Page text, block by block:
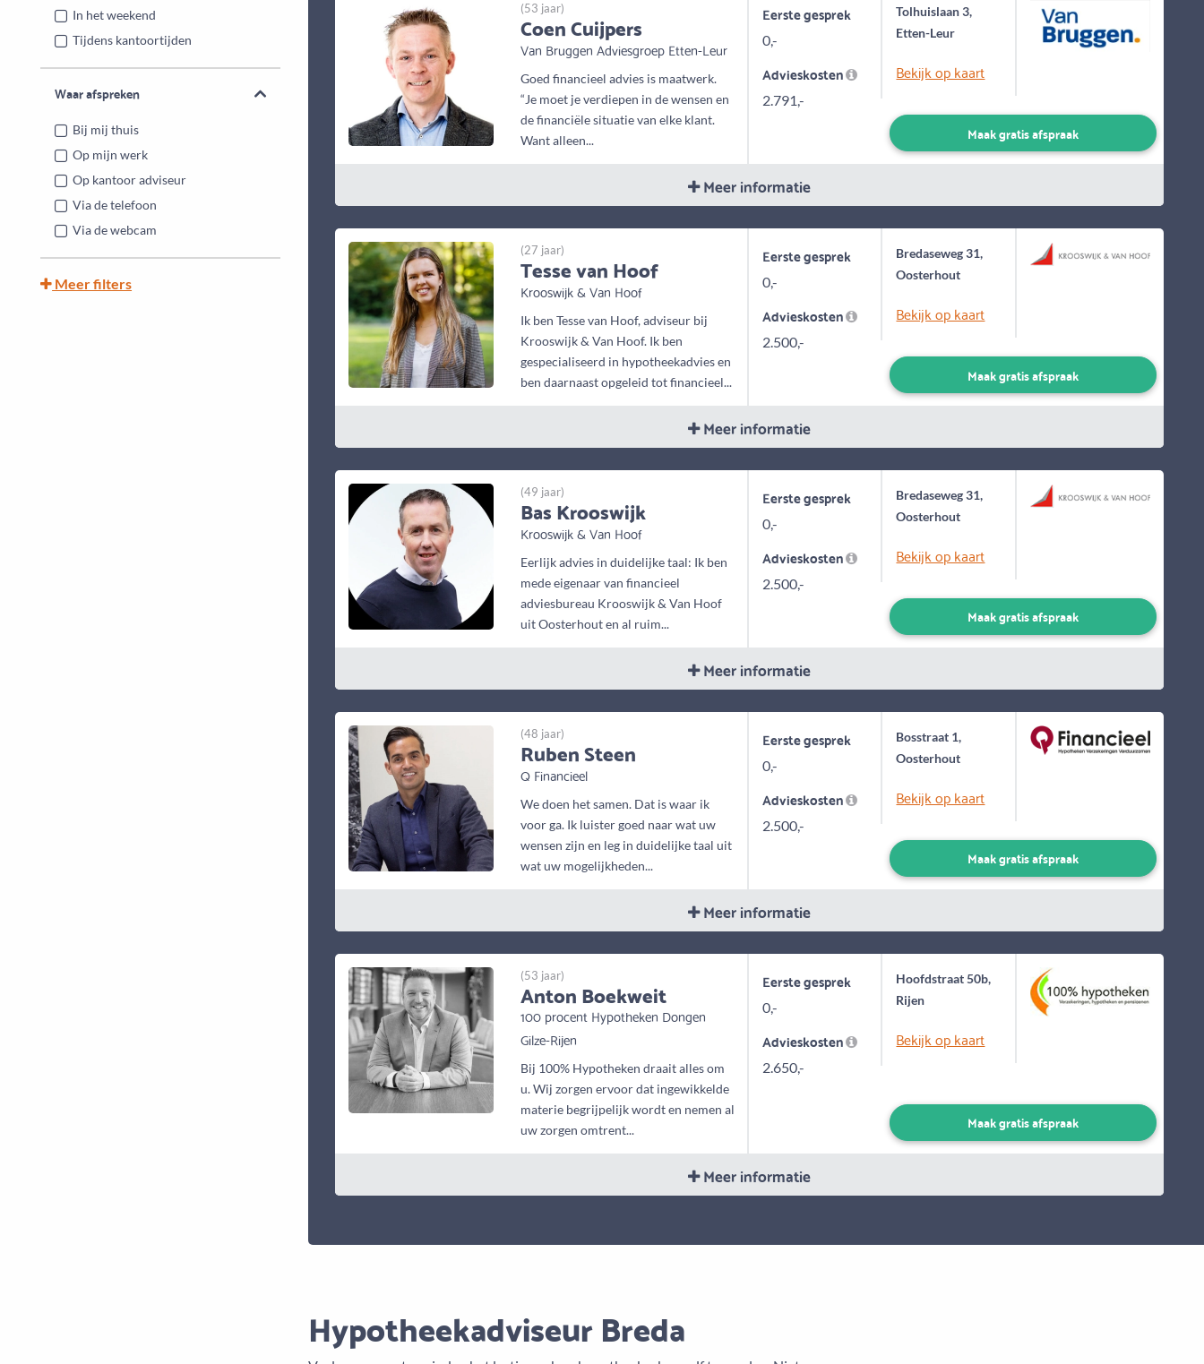
In het weekend
Tijdens kantoortijden
Waar afspreken
Bij mij thuis
Op mijn werk
Op kantoor adviseur
Via de telefoon
Via de webcam
Meer filters
(53 jaar)
Coen Cuijpers
Van Bruggen Adviesgroep Etten-Leur
Goed financieel advies is maatwerk.
“Je moet je verdiepen in de wensen en
de financiële situatie van elke klant.
Want alleen...
Eerste gesprek
0,-
Advieskosten
2.791,-
Tolhuislaan 3,
Etten-Leur
Bekijk op kaart
Maak gratis afspraak
Meer informatie
(27 jaar)
Tesse van Hoof
Krooswijk & Van Hoof
Ik ben Tesse van Hoof, adviseur bij
Krooswijk & Van Hoof. Ik ben
gespecialiseerd in hypotheekadvies en
ben daarnaast opgeleid tot financieel...
Eerste gesprek
0,-
Advieskosten
2.500,-
Bredaseweg 31,
Oosterhout
Bekijk op kaart
Maak gratis afspraak
Meer informatie
(49 jaar)
Bas Krooswijk
Krooswijk & Van Hoof
Eerlijk advies in duidelijke taal: Ik ben
mede eigenaar van financieel
adviesbureau Krooswijk & Van Hoof
uit Oosterhout en al ruim...
Eerste gesprek
0,-
Advieskosten
2.500,-
Bredaseweg 31,
Oosterhout
Bekijk op kaart
Maak gratis afspraak
Meer informatie
(48 jaar)
Ruben Steen
Q Financieel
We doen het samen. Dat is waar ik
voor ga. Ik luister goed naar wat uw
wensen zijn en leg in duidelijke taal uit
wat uw mogelijkheden...
Eerste gesprek
0,-
Advieskosten
2.500,-
Bosstraat 1,
Oosterhout
Bekijk op kaart
Maak gratis afspraak
Meer informatie
(53 jaar)
Anton Boekweit
100 procent Hypotheken Dongen
Gilze-Rijen
Bij 100% Hypotheken draait alles om
u. Wij zorgen ervoor dat ingewikkelde
materie begrijpelijk wordt en nemen al
uw zorgen omtrent...
Eerste gesprek
0,-
Advieskosten
2.650,-
Hoofdstraat 50b,
Rijen
Bekijk op kaart
Maak gratis afspraak
Meer informatie
Hypotheekadviseur Breda